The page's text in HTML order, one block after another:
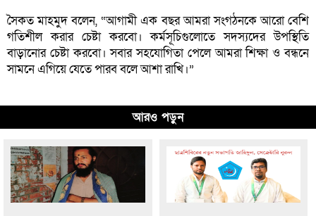
সৈকত মাহমুদ বলেন, “আগামী এক বছর আমরা সংগঠনকে আরো বেশি
গতিশীল করার চেষ্টা করবো। কর্মসূচিগুলোতে সদস্যদের উপস্থিতি
বাড়ানোর চেষ্টা করবো। সবার সহযোগিতা পেলে আমরা শিক্ষা ও বন্ধনে
সামনে এগিয়ে যেতে পারব বলে আশা রাখি।”
আরও পড়ুন